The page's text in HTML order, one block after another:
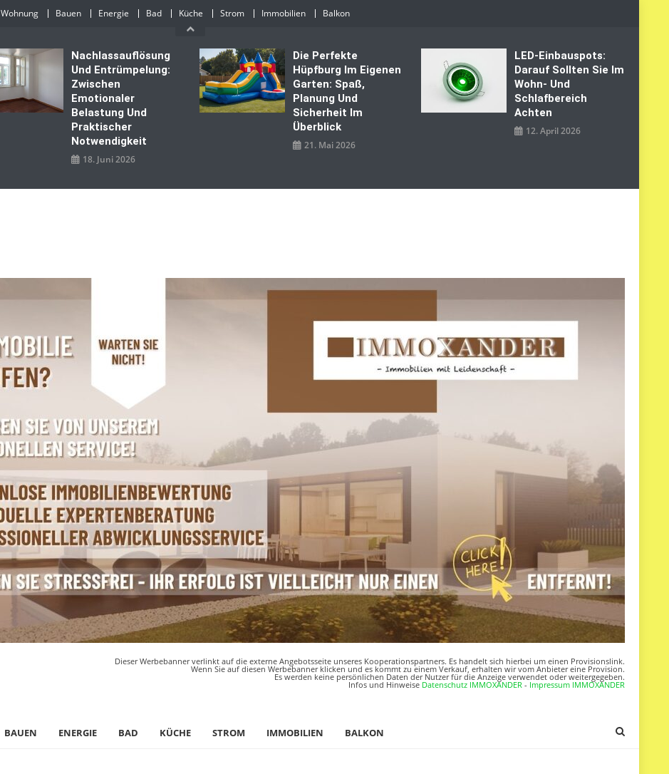
Wohnung Bauen Energie Bad Küche Strom Immobilien Balkon
Nachlassauflösung
Und Entrümpelung:
Zwischen
Emotionaler
Belastung Und
Praktischer
Notwendigkeit
18. Juni 2026
Die Perfekte
Hüpfburg Im Eigenen
Garten: Spaß,
Planung Und
Sicherheit Im
Überblick
21. Mai 2026
LED‑Einbauspots:
Darauf Sollten Sie Im
Wohn- Und
Schlafbereich
Achten
12. April 2026
Dieser Werbebanner verlinkt auf die externe Angebotsseite unseres Kooperationspartners. Es handelt sich hierbei um einen Provisionslink.
Wenn Sie auf diesen Werbebanner klicken und es kommt zu einem Verkauf, erhalten wir vom Anbieter eine Provision.
Es werden keine persönlichen Daten der Nutzer für die Anzeige verwendet oder weitergegeben.
Infos und Hinweise Datenschutz IMMOXANDER - Impressum IMMOXANDER
BAUEN ENERGIE BAD KÜCHE STROM IMMOBILIEN BALKON